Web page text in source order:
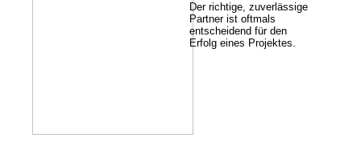
Der richtige, zuverlässige
Partner ist oftmals
entscheidend für den
Erfolg eines Projektes.